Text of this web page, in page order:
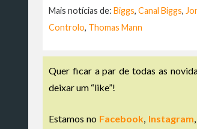
Mais notícias de: Biggs, Canal Biggs,
Controlo, Thomas Mann
Quer ficar a par de todas as
deixar um “like”!
Estamos no Facebook, Instagram,